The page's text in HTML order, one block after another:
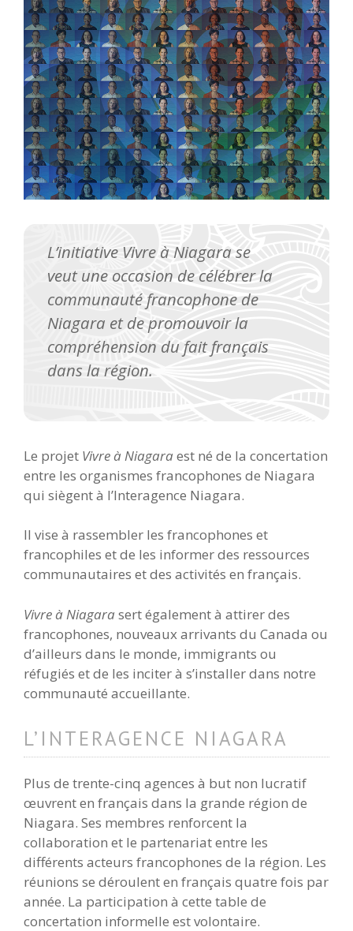
L’initiative Vivre à Niagara se
veut une occasion de célébrer la
communauté francophone de
Niagara et de promouvoir la
compréhension du fait français
dans la région.
Le projet Vivre à Niagaraest né de la concertation
entre les organismes francophones de Niagara
qui siègent à l’Interagence Niagara.
Il vise à rassembler les francophones et
francophiles et de les informer des ressources
communautaires et des activités en français.
Vivre à Niagarasert également à attirer des
francophones, nouveaux arrivants du Canada ou
d’ailleurs dans le monde, immigrants ou
réfugiés et de les inciter à s’installer dans notre
communauté accueillante.
L’INTERAGENCE NIAGARA
Plus de trente-cinq agences à but non lucratif
œuvrent en français dans la grande région de
Niagara. Ses membres renforcent la
collaboration et le partenariat entre les
différents acteurs francophones de la région. Les
réunions se déroulent en français quatre fois par
année. La participation à cette table de
concertation informelle est volontaire.